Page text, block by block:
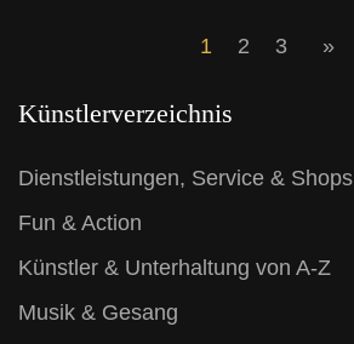
1 2 3 »
Künstlerverzeichnis
Dienstleistungen, Service & Shops
Fun & Action
Künstler & Unterhaltung von A-Z
Musik & Gesang